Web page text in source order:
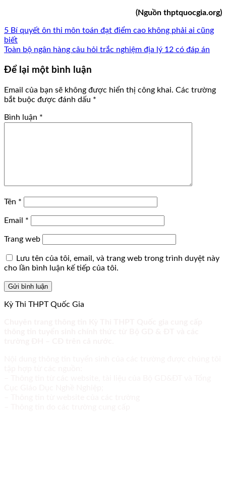
(Nguồn thptquocgia.org)
5 Bí quyết ôn thi môn toán đạt điểm cao không phải ai cũng
biết
Toàn bộ ngân hàng câu hỏi trắc nghiệm địa lý 12 có đáp án
Để lại một bình luận
Email của bạn sẽ không được hiển thị công khai. Các trường
bắt buộc được đánh dấu *
Bình luận *
Tên *
Email *
Trang web
Lưu tên của tôi, email, và trang web trong trình duyệt này
cho lần bình luận kế tiếp của tôi.
Kỳ Thi THPT Quốc Gia